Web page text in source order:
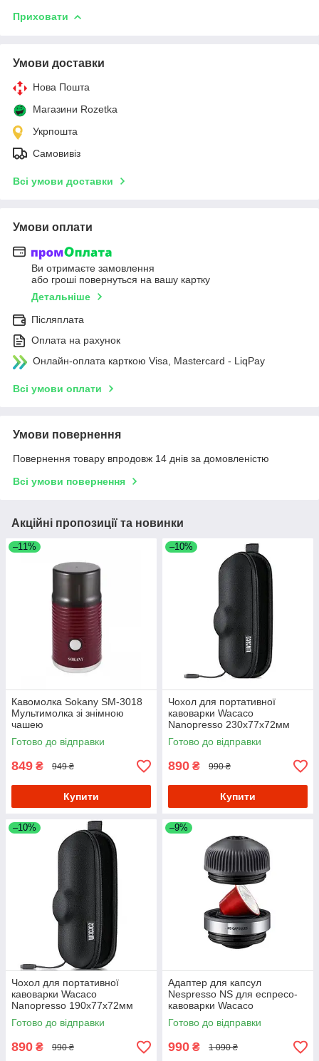
Приховати
Умови доставки
Нова Пошта
Магазини Rozetka
Укрпошта
Самовивіз
Всі умови доставки
Умови оплати
Ви отримаєте замовлення
або гроші повернуться на вашу картку
Детальніше
Післяплата
Оплата на рахунок
Онлайн-оплата карткою Visa, Mastercard - LiqPay
Всі умови оплати
Умови повернення
Повернення товару впродовж 14 днів за домовленістю
Всі умови повернення
Акційні пропозиції та новинки
–11%
Кавомолка Sokany SM-3018
Мультимолка зі знімною
чашею
Готово до відправки
849 ₴ 949 ₴
Купити
–10%
Чохол для портативної
кавоварки Wacaco
Nanopresso 230х77х72мм
Чорний
Готово до відправки
890 ₴ 990 ₴
Купити
–10%
Чохол для портативної
кавоварки Wacaco
Nanopresso 190x77x72мм
Чорний
Готово до відправки
890 ₴ 990 ₴
–9%
Адаптер для капсул
Nespresso NS для еспресо-
кавоварки Wacaco
Nanopresso
Готово до відправки
990 ₴ 1 090 ₴